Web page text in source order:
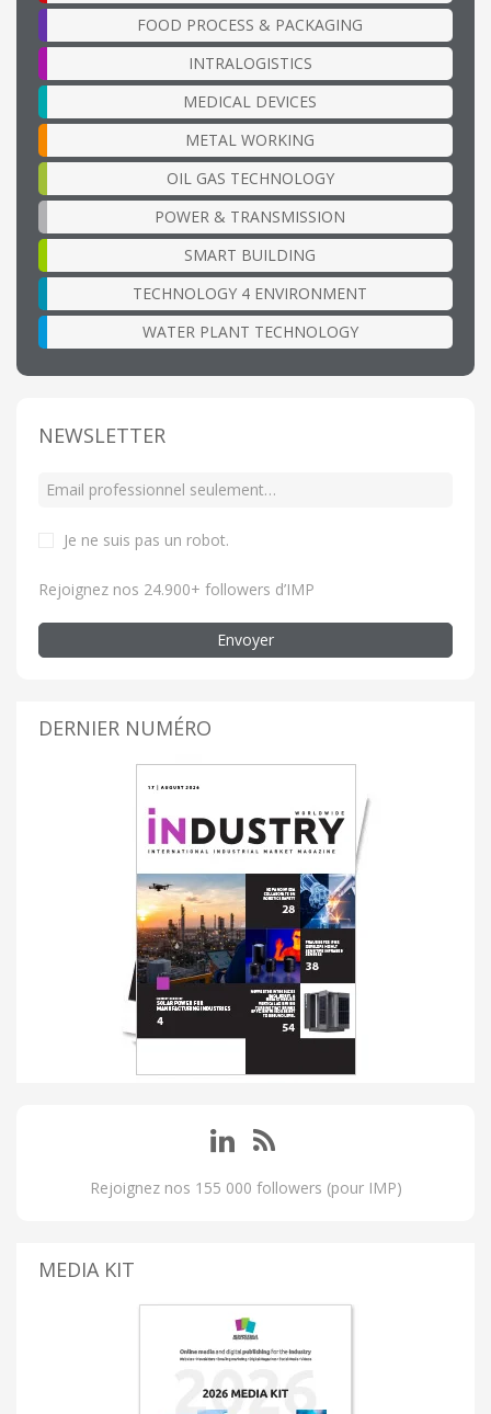
FOOD PROCESS & PACKAGING
INTRALOGISTICS
MEDICAL DEVICES
METAL WORKING
OIL GAS TECHNOLOGY
POWER & TRANSMISSION
SMART BUILDING
TECHNOLOGY 4 ENVIRONMENT
WATER PLANT TECHNOLOGY
NEWSLETTER
Je ne suis pas un robot.
Rejoignez nos 24.900+ followers d’IMP
Envoyer
DERNIER NUMÉRO
Rejoignez nos 155 000 followers (pour IMP)
MEDIA KIT